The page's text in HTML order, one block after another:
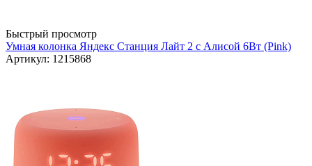
Быстрый просмотр
Умная колонка Яндекс Станция Лайт 2 с Алисой 6Вт (Pink)
Артикул: 1215868